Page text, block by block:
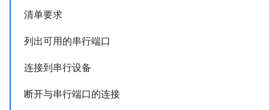
清单要求
列出可用的串行端口
连接到串行设备
断开与串行端口的连接